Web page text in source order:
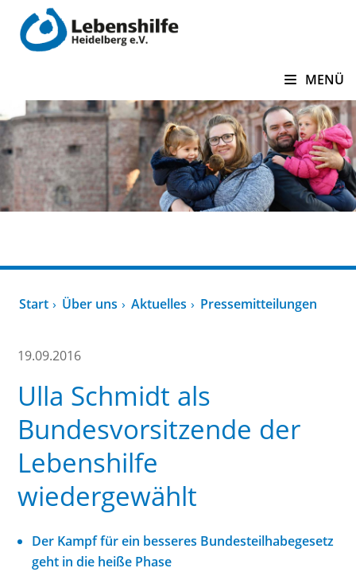
zum Inhalt springen
MENÜ
Start Über uns Aktuelles Pressemitteilungen
19.09.2016
Ulla Schmidt als
Bundesvorsitzende der
Lebenshilfe
wiedergewählt
Der Kampf für ein besseres Bundesteilhabegesetz
geht in die heiße Phase